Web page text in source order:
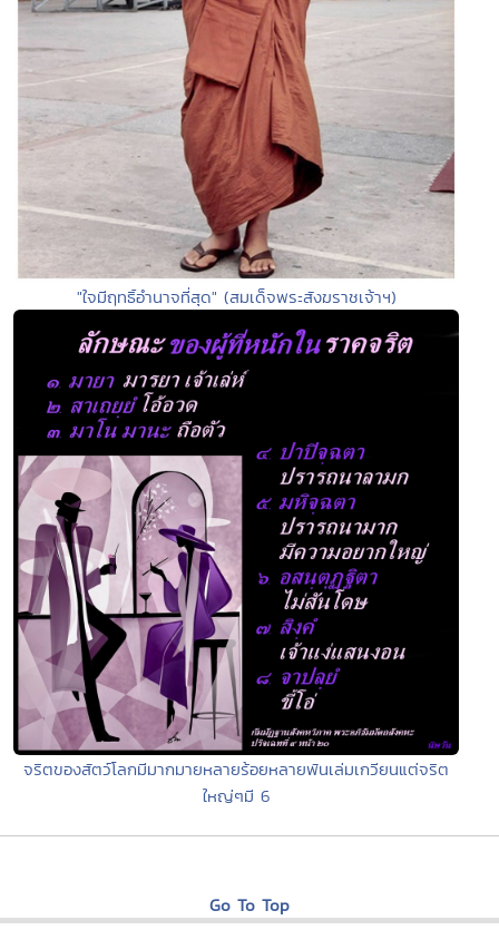
"ใจมีฤทธิ์อำนาจที่สุด" (สมเด็จพระสังฆราชเจ้าฯ)
จริตของสัตว์โลกมีมากมายหลายร้อยหลายพันเล่มเกวียนแต่จริต
ใหญ่ๆมี 6
Go To Top